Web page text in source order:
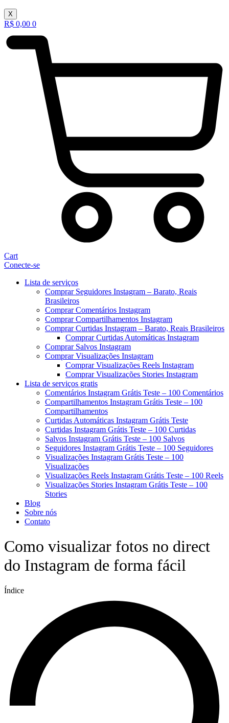
X
R$ 0,00 0
Cart
Conecte-se
Menu
Lista de serviços
Comprar Seguidores Instagram – Barato, Reais
Brasileiros
Comprar Comentários Instagram
Comprar Compartilhamentos Instagram
Comprar Curtidas Instagram – Barato, Reais Brasileiros
Comprar Curtidas Automáticas Instagram
Comprar Salvos Instagram
Comprar Visualizações Instagram
Comprar Visualizações Reels Instagram
Comprar Visualizações Stories Instagram
Lista de serviços gratis
Comentários Instagram Grátis Teste – 100 Comentários
Compartilhamentos Instagram Grátis Teste – 100
Compartilhamentos
Curtidas Automáticas Instagram Grátis Teste
Curtidas Instagram Grátis Teste – 100 Curtidas
Salvos Instagram Grátis Teste – 100 Salvos
Seguidores Instagram Grátis Teste – 100 Seguidores
Visualizações Instagram Grátis Teste – 100
Visualizações
Visualizações Reels Instagram Grátis Teste – 100 Reels
Visualizações Stories Instagram Grátis Teste – 100
Stories
Blog
Sobre nós
Contato
Como visualizar fotos no direct
do Instagram de forma fácil
Índice